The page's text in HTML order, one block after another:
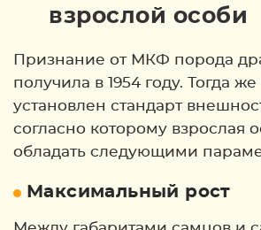
взрослой особи
Признание от МКФ порода
получила в 1954 году. Тогда
установлен стандарт
согласно которому взрослая
обладать следующими
Максимальный рост